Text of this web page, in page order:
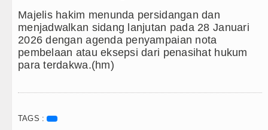
Majelis hakim menunda persidangan dan
menjadwalkan sidang lanjutan pada 28 Januari
2026 dengan agenda penyampaian nota
pembelaan atau eksepsi dari penasihat hukum
para terdakwa.(hm)
TAGS :